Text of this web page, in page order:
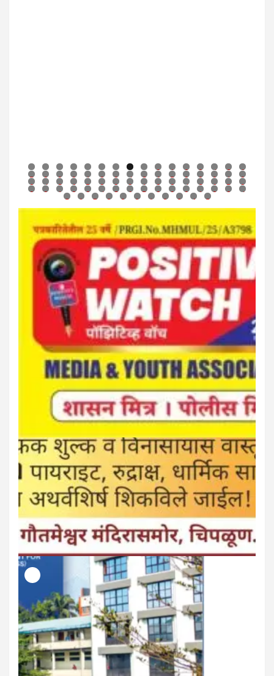
0 1 2 3 4 5 6
7 8 9 0 1 2 3 4 5 6 7 8 9 0 1 2
3 4 5 6 7 8 9 0 1 2 3 4 5 6 7 8
9 0 1 2 3 4 5 6 7 8 9 0 1 2 3 4
5 6 7 8 9 0 1 2 3 4 5